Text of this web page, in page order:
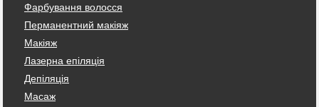
Фарбування волосся
Перманентний макіяж
Макіяж
Лазерна епіляція
Депіляція
Масаж